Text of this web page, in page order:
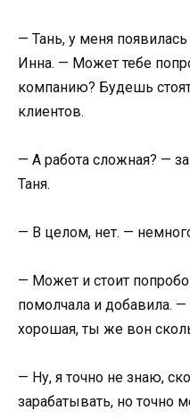
— Тань, у меня
Инна. — Может тебе
компанию? Будешь
клиентов.
— А работа сложная? —
Таня.
— В целом, нет. —
— Может и стоит
помолчала и добавила. —
хорошая, ты же вон
— Ну, я точно не знаю,
зарабатывать, но точно